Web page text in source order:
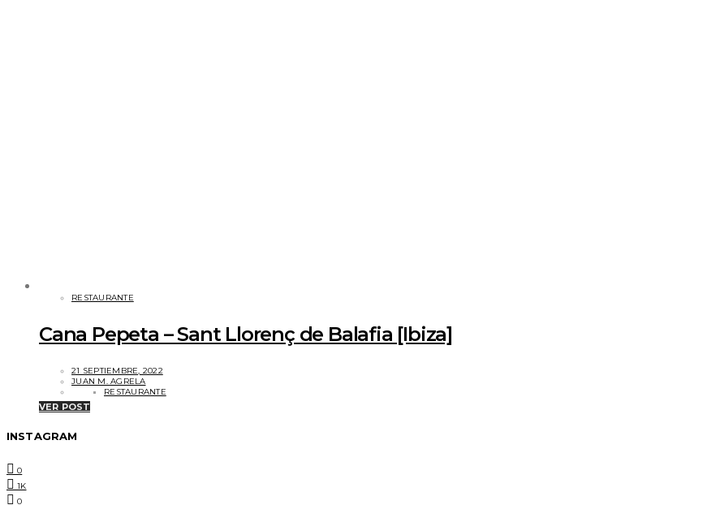
RESTAURANTE
Cana Pepeta – Sant Llorenç de Balafia [Ibiza]
21 SEPTIEMBRE, 2022
JUAN M. AGRELA
RESTAURANTE
VER POST
INSTAGRAM
0
1K
0